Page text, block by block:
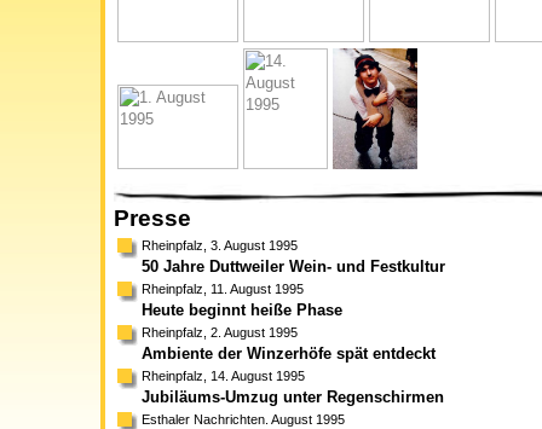
Presse
Rheinpfalz, 3. August 1995
50 Jahre Duttweiler Wein- und Festkultur
Rheinpfalz, 11. August 1995
Heute beginnt heiße Phase
Rheinpfalz, 2. August 1995
Ambiente der Winzerhöfe spät entdeckt
Rheinpfalz, 14. August 1995
Jubiläums-Umzug unter Regenschirmen
Esthaler Nachrichten. August 1995